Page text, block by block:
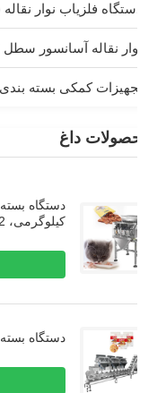
فلزیاب نوار نقاله (11)
نقاله آسانسور سطل(32)
کمکی بسته بندی
داغ
دستگاه بسته‌بندی
دستگاه بسته